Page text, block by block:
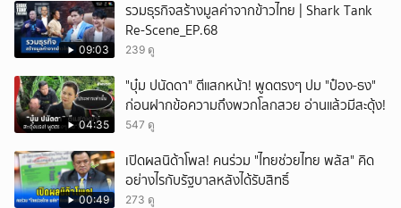
09:03
รวมธุรกิจสร้างมูลค่าจากข้าวไทย | Shark Tank
Re-Scene_EP.68
239 ดู
04:35
"บุ๋ม ปนัดดา" ตีแสกหน้า! พูดตรงๆ ปม "ป๋อง-ธง"
ก่อนฝากข้อความถึงพวกโลกสวย อ่านแล้วมีสะดุ้ง!
547 ดู
00:49
เปิดผลนิด้าโพล! คนร่วม "ไทยช่วยไทย พลัส" คิด
อย่างไรกับรัฐบาลหลังได้รับสิทธิ์
273 ดู